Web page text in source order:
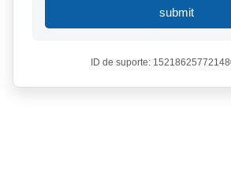
submit
ID de suporte: